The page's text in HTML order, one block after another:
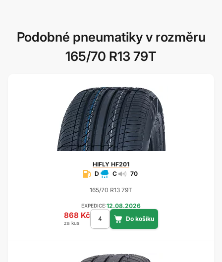
Podobné pneumatiky v rozměru
165/70 R13 79T
HIFLY HF201
D
C 70
165/70 R13 79T
EXPEDICE:12.08.2026
868 Kč
za kus